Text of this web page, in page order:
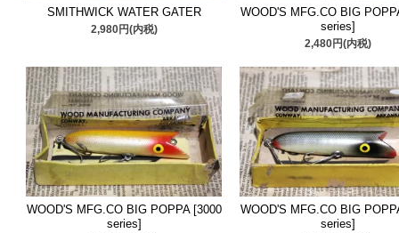
■2025/1/5 本年一発目、オ
箱入りです。状態を充分
■2024/12/23 本年最後のア
アー追加しました。ご検討
SMITHWICK WATER GATER
2,980円(内税)
WOOD'S MFG.CO BIG
series]
2,480円(内税)
WOOD'S MFG.CO BIG POPPA [3000
series]
WOOD'S MFG.CO BIG
series]